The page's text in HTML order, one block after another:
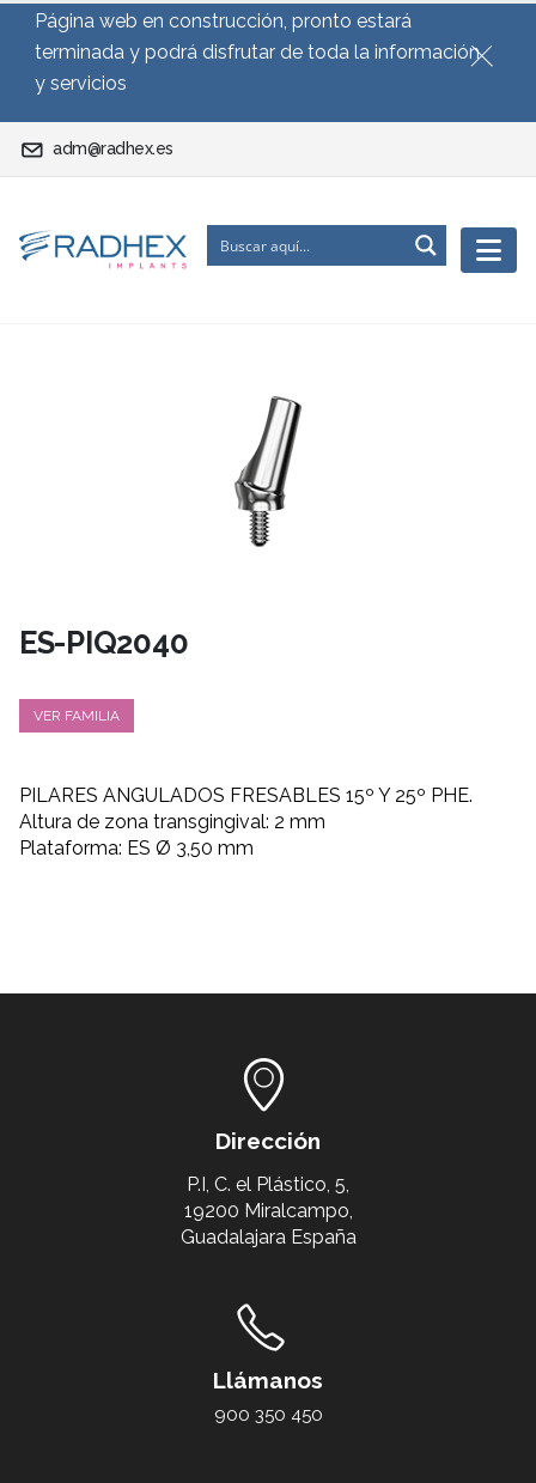
Página web en construcción, pronto estará
terminada y podrá disfrutar de toda la información
y servicios
adm@radhex.es
ES-PIQ2040
VER FAMILIA
PILARES ANGULADOS FRESABLES 15º Y 25º PHE.
Altura de zona transgingival: 2 mm
Plataforma: ES Ø 3,50 mm
Dirección
P.I, C. el Plástico, 5,
19200 Miralcampo,
Guadalajara España
Llámanos
900 350 450